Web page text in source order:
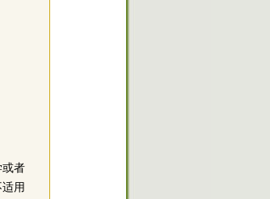
或者
用